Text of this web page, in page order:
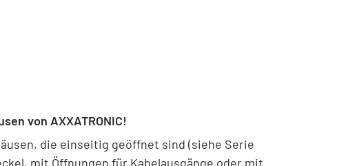
von AXXATRONIC!
die einseitig geöffnet sind (siehe Serie
mit Öffnungen für Kabelausgänge oder mit